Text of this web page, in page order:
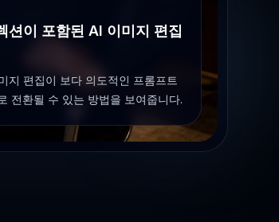
션이 포함된 AI 이미지 편집
지 편집이 보다 의도적인 프롬프트
전환될 수 있는 방법을 보여줍니다.